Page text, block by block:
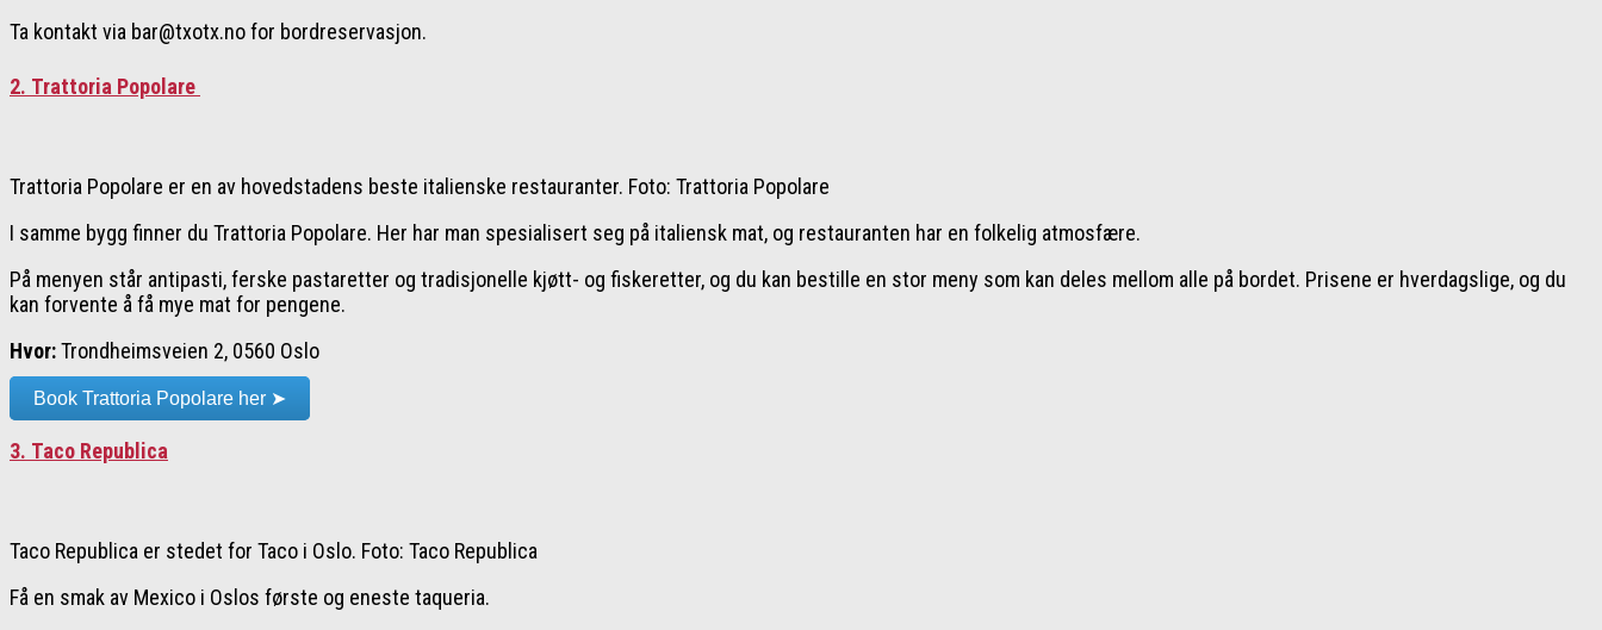
Ta kontakt via bar@txotx.no for bordreservasjon.
2. Trattoria Popolare
Trattoria Popolare er en av hovedstadens beste italienske restauranter. Foto: Trattoria Popolare
I samme bygg finner du Trattoria Popolare. Her har man spesialisert seg på italiensk mat, og restauranten har en folkelig atmosfære.
På menyen står antipasti, ferske pastaretter og tradisjonelle kjøtt- og fiskeretter, og du kan bestille en stor meny som kan deles mellom alle på bordet. Prisene er hverdagslige, og du
kan forvente å få mye mat for pengene.
Hvor:Trondheimsveien 2, 0560 Oslo
Book Trattoria Popolare her ➤
3. Taco Republica
Taco Republica er stedet for Taco i Oslo. Foto: Taco Republica
Få en smak av Mexico i Oslos første og eneste taqueria.